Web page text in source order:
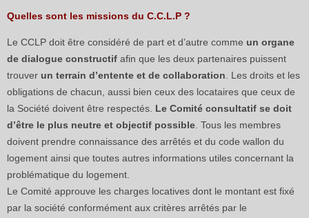
Quelles sont les missions du C.C.L.P ?
Le CCLP doit être considéré de part et d’autre comme un organe
de dialogue constructif afin que les deux partenaires puissent
trouver un terrain d’entente et de collaboration . Les droits et les
obligations de chacun, aussi bien ceux des locataires que ceux de
la Société doivent être respectés. Le Comité consultatif se doit
d’être le plus neutre et objectif possible . Tous les membres
doivent prendre connaissance des arrêtés et du code wallon du
logement ainsi que toutes autres informations utiles concernant la
problématique du logement.
Le Comité approuve les charges locatives dont le montant est fixé
par la société conformément aux critères arrêtés par le